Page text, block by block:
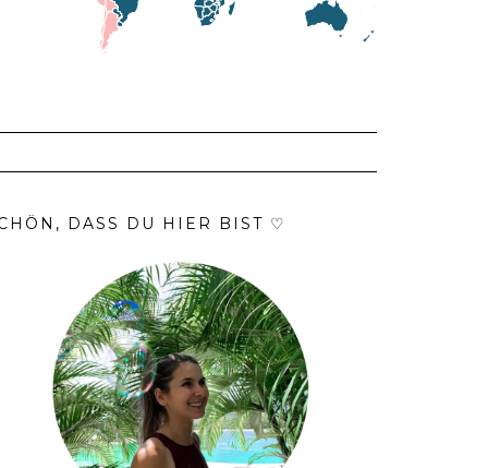
DASS DU HIER BIST ♡